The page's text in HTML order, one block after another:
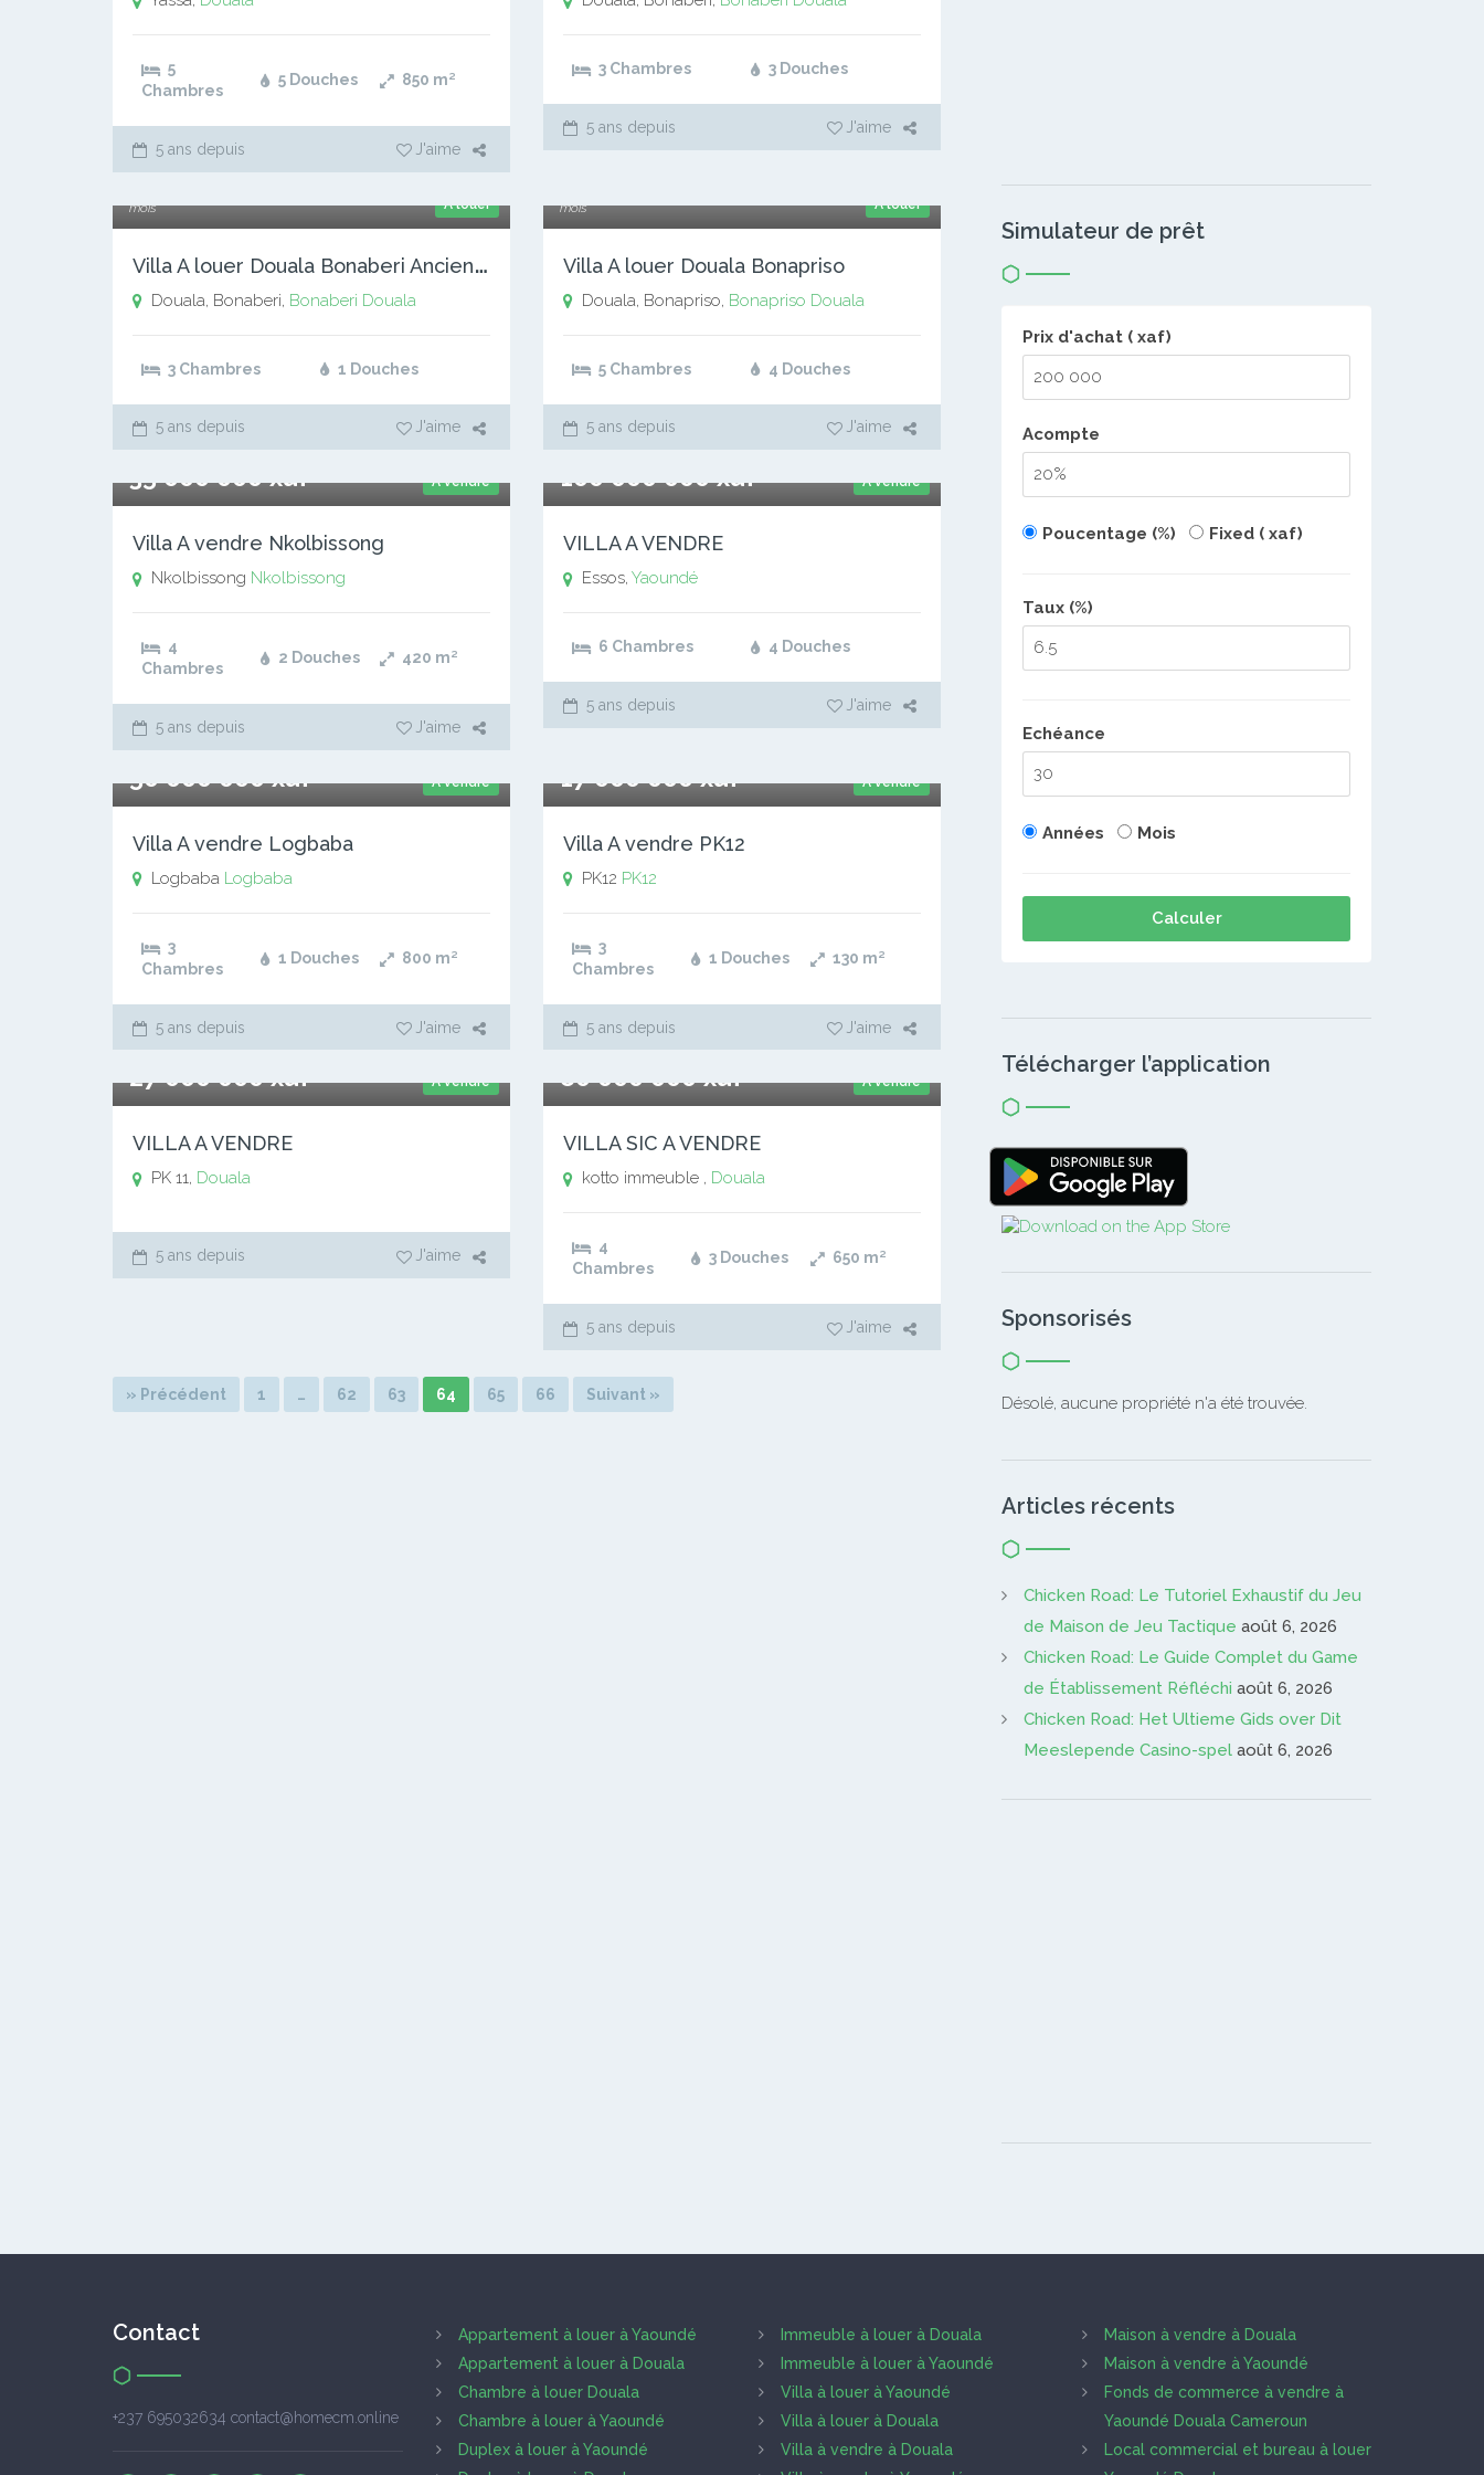
5
Chambres
5 Douches 850 m²
5 ans depuis J'aime
3 Chambres 3 Douches
5 ans depuis J'aime
A louer
mois
V
illa A louer Douala Bonaberi Ancienne Route
Douala, Bonaberi, Bonaberi Douala
3 Chambres 1 Douches
5 ans depuis J'aime
A louer
mois
Villa A louer Douala Bonapriso
Douala, Bonapriso, Bonapriso Douala
5 Chambres 4 Douches
5 ans depuis J'aime
A vendre
35 000 000 xaf
Villa A vendre Nkolbissong
Nkolbissong Nkolbissong
4
Chambres
2 Douches 420 m²
5 ans depuis J'aime
A vendre
100 000 000 xaf
VILLA A VENDRE
Essos, Yaoundé
6 Chambres 4 Douches
5 ans depuis J'aime
A vendre
50 000 000 xaf
Villa A vendre Logbaba
Logbaba Logbaba
3
Chambres
1 Douches 800 m²
5 ans depuis J'aime
A vendre
17 000 000 xaf
Villa A vendre PK12
PK12 PK12
3
Chambres
1 Douches 130 m²
5 ans depuis J'aime
A vendre
27 000 000 xaf
VILLA A VENDRE
PK 11, Douala
5 ans depuis J'aime
A vendre
80 000 000 xaf
VILLA SIC A VENDRE
kotto immeuble , Douala
4
Chambres
3 Douches 650 m²
5 ans depuis J'aime
» Précédent 1 … 62 63 64 65 66 Suivant »
Simulateur de prêt
Prix d'achat ( xaf)
Acompte
Poucentage (%) Fixed ( xaf)
Taux (%)
Echéance
Années Mois
Calculer
Télécharger l’application
Sponsorisés
Désolé, aucune propriété n'a été trouvée.
Articles récents
Chicken Road: Le Tutoriel Exhaustif du Jeu
de Maison de Jeu Tactique août 6, 2026
Chicken Road: Le Guide Complet du Game
de Établissement Réfléchi août 6, 2026
Chicken Road: Het Ultieme Gids over Dit
Meeslepende Casino-spel août 6, 2026
Contact
+237 695032634 contact@homecm.online
Appartement à louer à Yaoundé
Appartement à louer à Douala
Chambre à louer Douala
Chambre à louer à Yaoundé
Duplex à louer à Yaoundé
Immeuble à louer à Douala
Immeuble à louer à Yaoundé
Villa à louer à Yaoundé
Villa à louer à Douala
Villa à vendre à Douala
Maison à vendre à Douala
Maison à vendre à Yaoundé
Fonds de commerce à vendre à
Yaoundé Douala Cameroun
Local commercial et bureau à louer